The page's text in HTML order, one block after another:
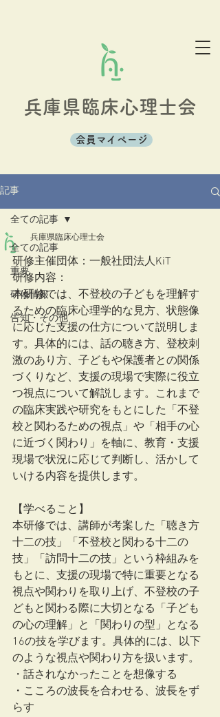
兵庫県臨床心理士会
会員マイページ
記事
全ての記事
重要
研修情報
告知・その他
全ての記事
兵庫県臨床心理士会
研修主催団体：一般社団法人KiT
研修内容：
本研修では、不登校の子どもを理解す
るための臨床心理学的な見方、状態像
に応じた支援の仕方について説明しま
す。具体的には、話の聴き方、登校刺
激のあり方、子どもや保護者との関係
づくりなど、支援の現場で実際に役立
つ視点について解説します。これまで
の臨床実践や研究をもとにした「不登
校と関わるための視点」や「相手の心
に近づく関わり」を軸に、教育・支援
現場で状況に応じて判断し、活かして
いける内容を提供します。
【学べること】
本研修では、講師が考案した「聴き方
十二の技」「不登校と関わる十二の
技」「訪問十二の技」という枠組みを
もとに、支援の現場で特に重要となる
視点や関わりを取り上げ、不登校の子
どもと関わる際に大切となる「子ども
の心の理解」と「関わりの型」となる
16の技を学びます。具体的には、以下
のような視点や関わり方を扱います。
・話されなかったことを想像する
・こころの波長を合わせる、波長をず
らす